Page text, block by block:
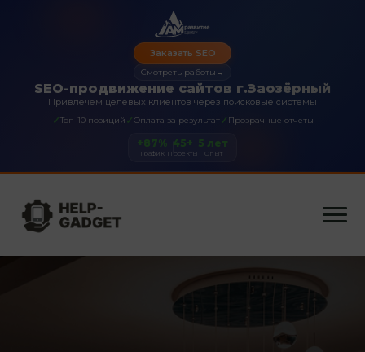
SEO-продвижение сайтов г.Заозёрный
Привлечем целевых клиентов через поисковые системы
✓Топ-10 позиций ✓Оплата за результат✓ Прозрачные отчеты
Заказать SEO
Смотреть работы →
+87%
Трафик
45+
Проекты
5 лет
Опыт